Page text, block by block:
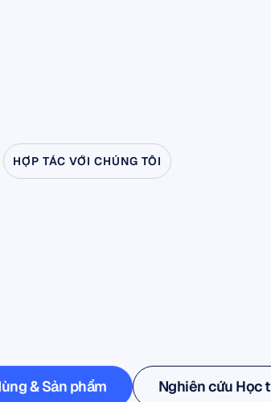
HỢP TÁC VỚI CHÚNG TÔI
& Sản phẩm
Nghiên cứu Học